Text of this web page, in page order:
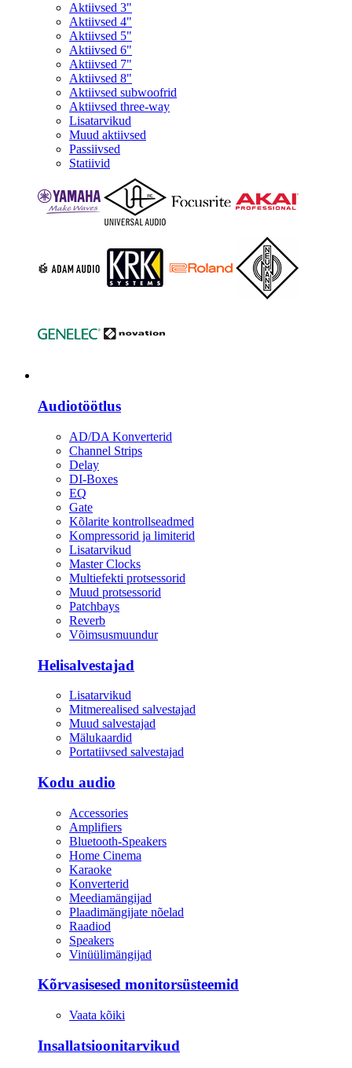
Aktiivsed 3"
Aktiivsed 4"
Aktiivsed 5"
Aktiivsed 6"
Aktiivsed 7"
Aktiivsed 8"
Aktiivsed subwoofrid
Aktiivsed three-way
Lisatarvikud
Muud aktiivsed
Passiivsed
Statiivid
Audiotöötlus
AD/DA Konverterid
Channel Strips
Delay
DI-Boxes
EQ
Gate
Kõlarite kontrollseadmed
Kompressorid ja limiterid
Lisatarvikud
Master Clocks
Multiefekti protsessorid
Muud protsessorid
Patchbays
Reverb
Võimsusmuundur
Helisalvestajad
Lisatarvikud
Mitmerealised salvestajad
Muud salvestajad
Mälukaardid
Portatiivsed salvestajad
Kodu audio
Accessories
Amplifiers
Bluetooth-Speakers
Home Cinema
Karaoke
Konverterid
Meediamängijad
Plaadimängijate nõelad
Raadiod
Speakers
Vinüülimängijad
Kõrvasisesed monitorsüsteemid
Vaata kõiki
Insallatsioonitarvikud